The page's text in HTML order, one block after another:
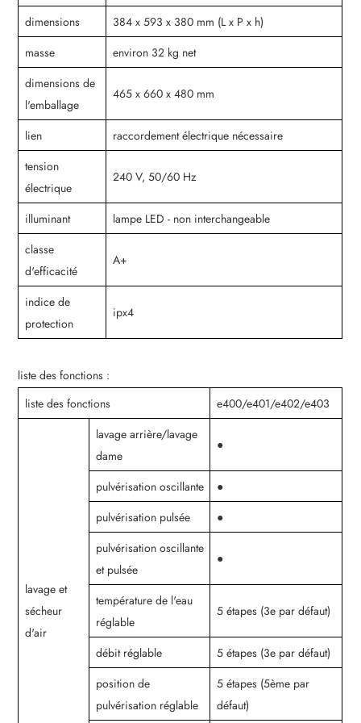
dimensions
384 x 593 x 380 mm (L x P x h)
masse
environ 32 kg net
dimensions de
l'emballage
465 x 660 x 480 mm
lien
raccordement électrique nécessaire
tension
électrique
240 V, 50/60 Hz
illuminant
lampe LED - non interchangeable
classe
d'efficacité
A+
indice de
protection
ipx4
liste des fonctions :
liste des fonctions
e400/e401/e402/e403
lavage et
sécheur
d'air
lavage arrière/lavage
dame
●
pulvérisation oscillante
●
pulvérisation pulsée
●
pulvérisation oscillante
et pulsée
●
température de l'eau
réglable
5 étapes (3e par défaut)
débit réglable
5 étapes (3e par défaut)
position de
pulvérisation réglable
5 étapes (5ème par
défaut)